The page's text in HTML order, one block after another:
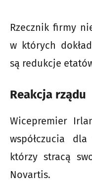
Rzecznik firmy
w których
są redukcje
Reakcja rządu
Wicepremier
współczucia
którzy stracą
Novartis.